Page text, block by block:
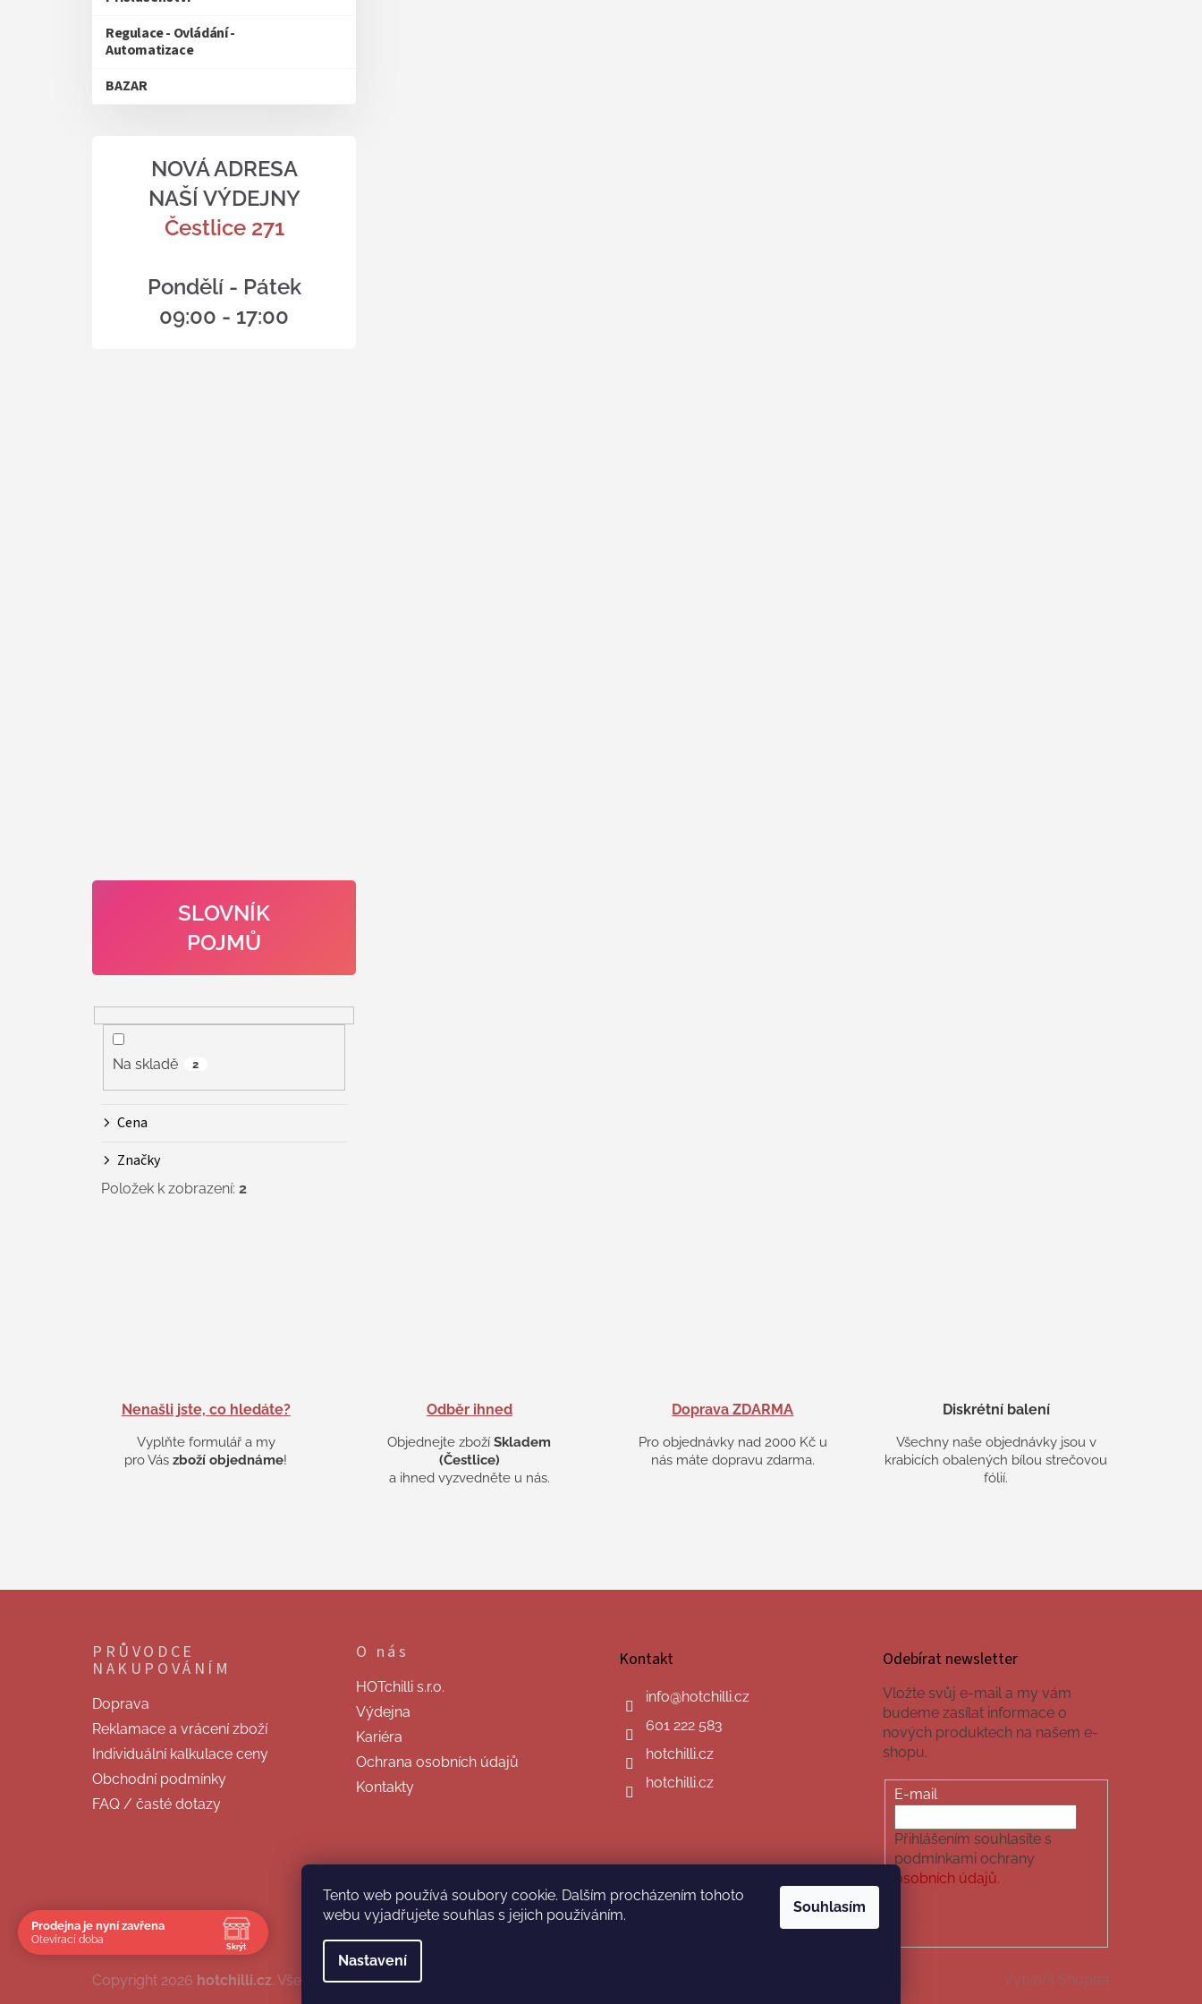
Tento web používá soubory cookie. Dalším procházením tohoto
webu vyjadřujete souhlas s jejich používáním.
Nastavení
Souhlasím
Regulace - Ovládání -
Automatizace
BAZAR
NOVÁ ADRESA
NAŠÍ VÝDEJNY
Čestlice 271
Pondělí - Pátek
09:00 - 17:00
SLOVNÍK
POJMŮ
Na skladě 2
Cena
Značky
Položek k zobrazení: 2
Nenašli jste, co hledáte?
Vyplňte formulář a my
pro Vászboží objednáme!
Odběr ihned
Objednejte zbožíSkladem
(Čestlice)
a ihned vyzvedněte u nás.
Doprava ZDARMA
Pro objednávky nad 2000 Kč u
nás máte dopravu zdarma.
Diskrétní balení
Všechny naše objednávky jsou v
krabicích obalených bílou strečovou
fólií.
Z
PRŮVODCE
NAKUPOVÁNÍM
Doprava
Reklamace a vrácení zboží
Individuální kalkulace ceny
Obchodní podmínky
FAQ / časté dotazy
O nás
HOTchilli s.r.o.
Výdejna
Kariéra
Ochrana osobních údajů
Kontakty
Kontakt
info@hotchilli.cz
601 222 583
hotchilli.cz
hotchilli.cz
Odebírat newsletter
Vložte svůj e-mail a my vám
budeme zasílat informace o
nových produktech na našem e-
shopu.
E-mail
Přihlášením souhlasíte s
podmínkami ochrany
osobních údajů.
Vytvořil Shoptet
Copyright 2026 hotchilli.cz. Všechna práva vyhrazena.
Prodejna je nyní zavřena
Otevírací doba
Skrýt